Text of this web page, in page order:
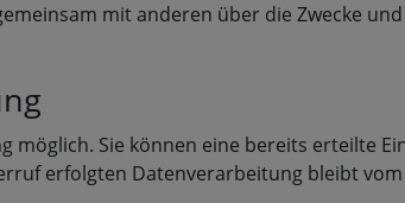
mit anderen über die Zwecke
Sie können eine bereits erteilte
erfolgten Datenverarbeitung bleibt